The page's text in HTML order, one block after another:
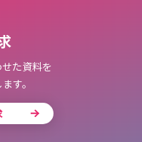
た資料を
す。